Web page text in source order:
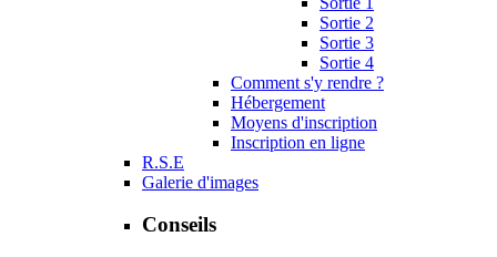
Sortie 2
Sortie 3
Sortie 4
Comment s'y rendre ?
Hébergement
Moyens d'inscription
Inscription en ligne
R.S.E
Galerie d'images
Conseils